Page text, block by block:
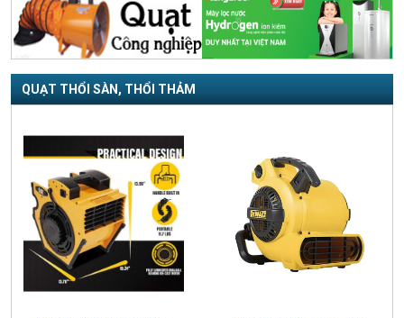
QUẠT THỔI SÀN, THỔI THẢM